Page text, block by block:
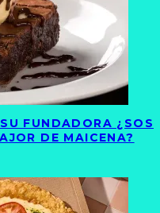
FUNDADORA ¿SOS
DE MAICENA?